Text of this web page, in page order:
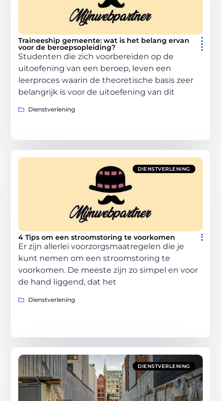
Traineeship gemeente: wat is het belang ervan
voor de beroepsopleiding?
Studenten die zich voorbereiden op de
uitoefening van een beroep, leven een
leerproces waarin de theoretische basis zeer
belangrijk is voor de uitoefening van dit
Dienstverlening
DIENSTVERLENING
4 Tips om een stroomstoring te voorkomen
Er zijn allerlei voorzorgsmaatregelen die je
kunt nemen om een stroomstoring te
voorkomen. De meeste zijn zo simpel en voor
de hand liggend, dat het
Dienstverlening
DIENSTVERLENING